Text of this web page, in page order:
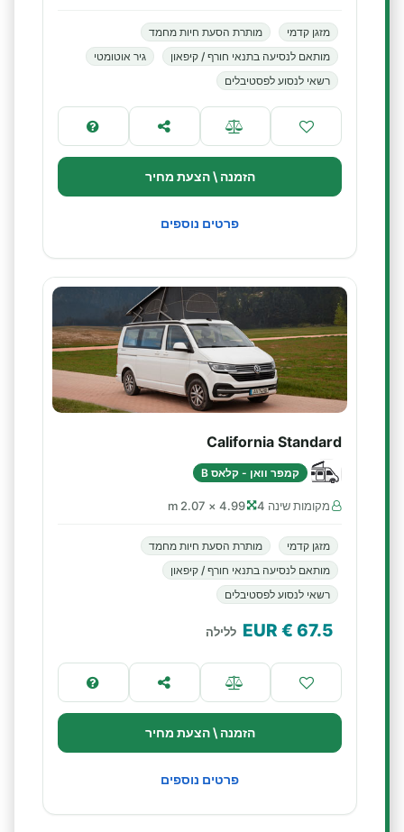
מזגן קדמי
מותרת הסעת חיות מחמד
מותאם לנסיעה בתנאי חורף / קיפאון
גיר אוטומטי
רשאי לנסוע לפסטיבלים
הזמנה \ הצעת מחיר
פרטים נוספים
California Standard
קמפר וואן - קלאס B
מקומות שינה 4 4.99 × 2.07 m
מזגן קדמי
מותרת הסעת חיות מחמד
מותאם לנסיעה בתנאי חורף / קיפאון
רשאי לנסוע לפסטיבלים
67.5
€ EUR ללילה
הזמנה \ הצעת מחיר
פרטים נוספים